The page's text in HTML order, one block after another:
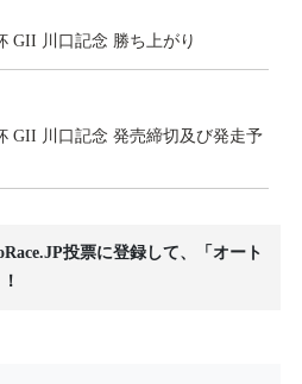
GII 川口記念 勝ち上がり
GII 川口記念 発売締切及び発走予
投票に登録して、「オート